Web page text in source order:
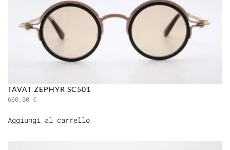
TAVAT ZEPHYR SC501
660,00 €
Aggiungi al carrello